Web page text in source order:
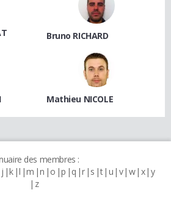
Bruno RICHARD
Mathieu NICOLE
des membres :
j k l m n o p q r s t u v w x y
z